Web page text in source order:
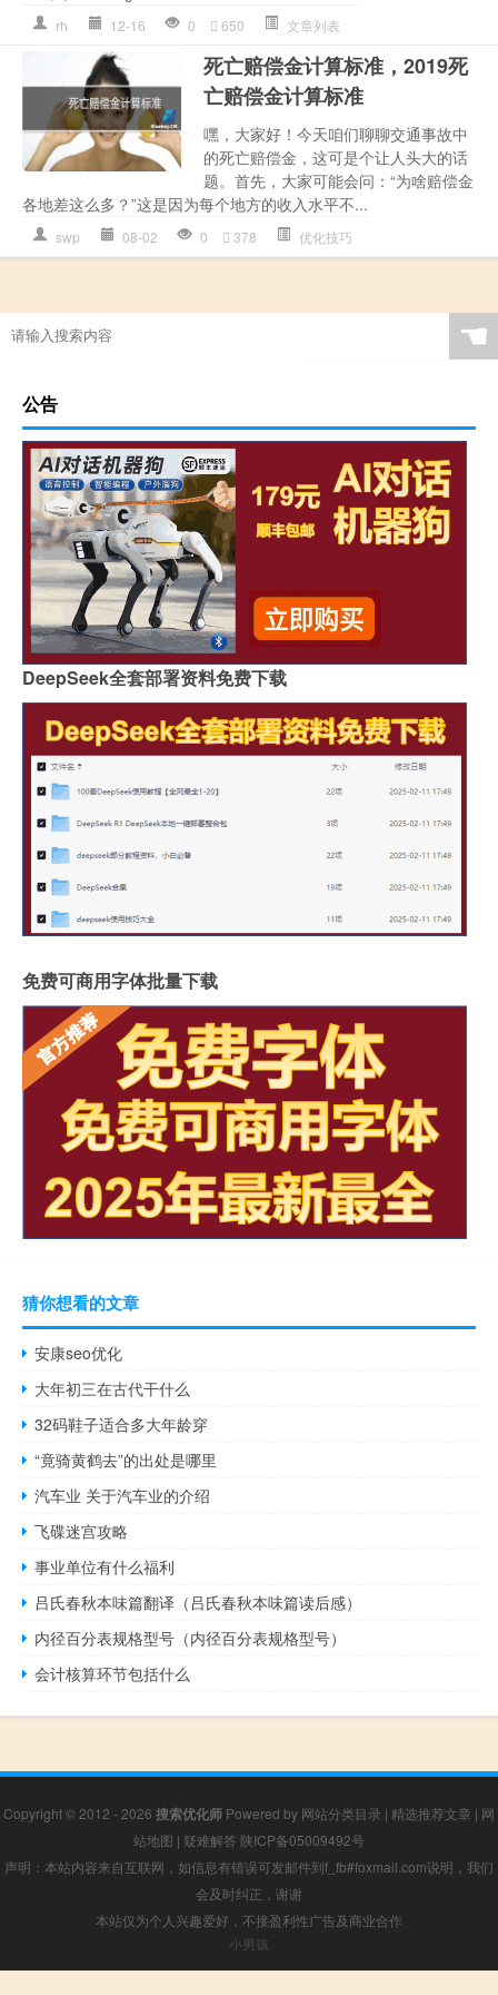
rh 12-16 0 650 文章列表
死亡赔偿金计算标准，2019死
亡赔偿金计算标准
嘿，大家好！今天咱们聊聊交通事故中
的死亡赔偿金，这可是个让人头大的话
题。首先，大家可能会问：“为啥赔偿金
各地差这么多？”这是因为每个地方的收入水平不...
swp 08-02 0 378 优化技巧
☚
公告
DeepSeek全套部署资料免费下载
免费可商用字体批量下载
猜你想看的文章
安康seo优化
大年初三在古代干什么
32码鞋子适合多大年龄穿
“竟骑黄鹤去”的出处是哪里
汽车业 关于汽车业的介绍
飞碟迷宫攻略
事业单位有什么福利
吕氏春秋本味篇翻译（吕氏春秋本味篇读后感）
内径百分表规格型号（内径百分表规格型号）
会计核算环节包括什么
Copyright © 2012 - 2026 搜索优化师 Powered by 网站分类目录 | 精选推荐文章 | 网
站地图 | 疑难解答 陕ICP备05009492号
声明：本站内容来自互联网，如信息有错误可发邮件到f_fb#foxmail.com说明，我们
会及时纠正，谢谢
本站仅为个人兴趣爱好，不接盈利性广告及商业合作
小男孩